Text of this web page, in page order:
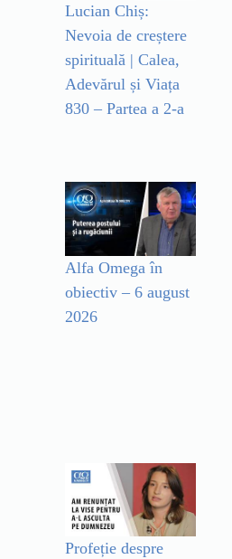
Lucian Chiș:
Nevoia de creștere
spirituală | Calea,
Adevărul și Viața
830 – Partea a 2-a
Alfa Omega în
obiectiv – 6 august
2026
Profeție despre